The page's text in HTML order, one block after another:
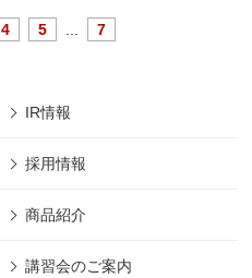
4 5 7
IR情報
採用情報
商品紹介
講習会のご案内